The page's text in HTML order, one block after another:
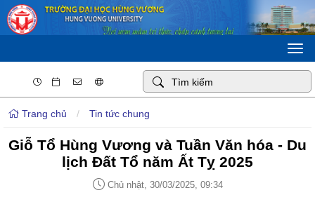
Trang chủ / Tin tức chung
Giỗ Tổ Hùng Vương và Tuần Văn hóa - Du
lịch Đất Tổ năm Ất Tỵ 2025
Chủ nhật, 30/03/2025, 09:34